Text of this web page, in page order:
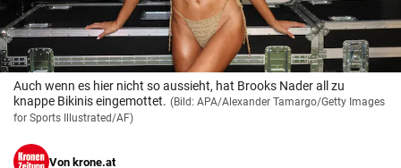
© Krone Multimedia GmbH & Co KG 2026
Muthgasse 2, 1190 Wien
Auch wenn es hier nicht so aussieht, hat Brooks Nader all zu
knappe Bikinis eingemottet. (Bild: APA/Alexander Tamargo/Getty Images
for Sports Illustrated/AF)
Von krone.at